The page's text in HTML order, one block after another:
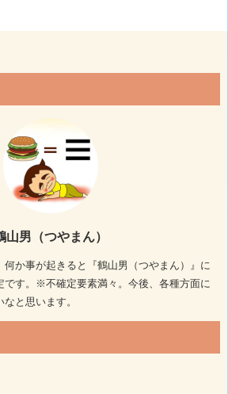
山男（つやまん）
何か事が起きると『鶴山男（つやまん）』に
です。※不確定要素満々。今後、各種方面に
と思います。